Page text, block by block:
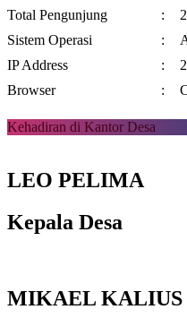
Total Pengunjung :
Sistem Operasi
:
IP Address
:
Browser
:
Kehadiran di Kantor Desa
LEO PELIMA
Kepala Desa
MIKAEL KALIUS